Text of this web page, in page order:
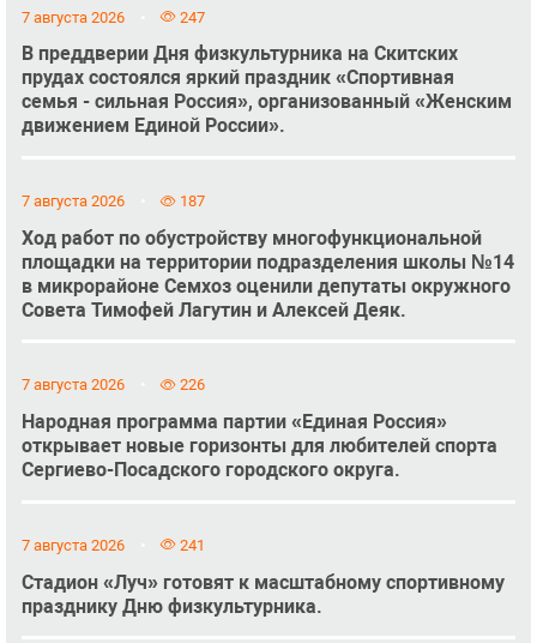
7 августа 2026 247
В преддверии Дня физкультурника на Скитских
прудах состоялся яркий праздник «Спортивная
семья - сильная Россия», организованный «Женским
движением Единой России».
7 августа 2026 187
Ход работ по обустройству многофункциональной
площадки на территории подразделения школы №14
в микрорайоне Семхоз оценили депутаты окружного
Совета Тимофей Лагутин и Алексей Деяк.
7 августа 2026 226
Народная программа партии «Единая Россия»
открывает новые горизонты для любителей спорта
Сергиево-Посадского городского округа.
7 августа 2026 241
Стадион «Луч» готовят к масштабному спортивному
празднику Дню физкультурника.